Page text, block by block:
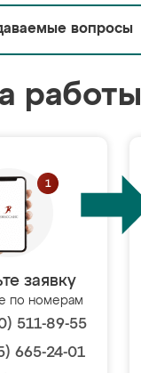
вопросы
работы
заявку
по номерам
511-89-55
665-24-01